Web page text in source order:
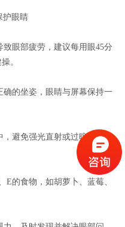
护眼睛
眼部疲劳，建议每用眼45分
。
的坐姿，眼睛与屏幕保持一
，避免强光直射或过暗的环
E的食物，如胡萝卜、蓝莓、